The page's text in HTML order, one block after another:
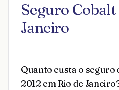
Seguro
Janeiro
Quanto custa o seguro
2012 em Rio de